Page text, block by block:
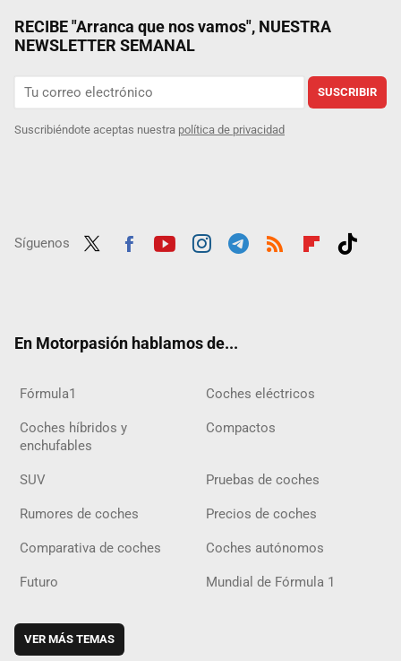
RECIBE "Arranca que nos vamos", NUESTRA
NEWSLETTER SEMANAL
SUSCRIBIR
Suscribiéndote aceptas nuestra política de privacidad
Síguenos
En Motorpasión hablamos de...
Fórmula1 Coches eléctricos
Coches híbridos y
enchufables
Compactos
SUV Pruebas de coches
Rumores de coches Precios de coches
Comparativa de coches Coches autónomos
Futuro Mundial de Fórmula 1
VER MÁS TEMAS